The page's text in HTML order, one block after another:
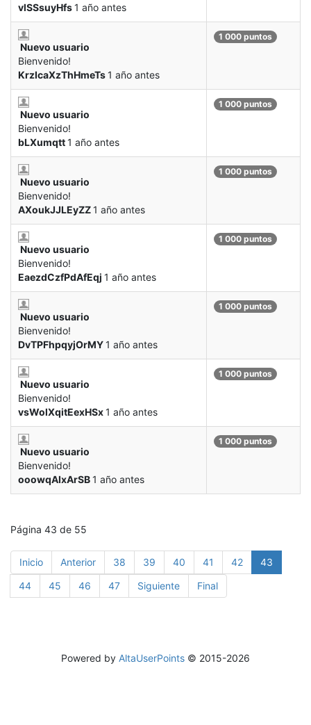
vlSSsuyHfs1 año antes
Nuevo usuario
Bienvenido!
KrzIcaXzThHmeTs1 año antes
1 000 puntos
Nuevo usuario
Bienvenido!
bLXumqtt1 año antes
1 000 puntos
Nuevo usuario
Bienvenido!
AXoukJJLEyZZ1 año antes
1 000 puntos
Nuevo usuario
Bienvenido!
EaezdCzfPdAfEqj 1 año antes
1 000 puntos
Nuevo usuario
Bienvenido!
DvTPFhpqyjOrMY1 año antes
1 000 puntos
Nuevo usuario
Bienvenido!
vsWolXqitEexHSx1 año antes
1 000 puntos
Nuevo usuario
Bienvenido!
ooowqAIxArSB1 año antes
1 000 puntos
Página 43 de 55
Inicio Anterior 38 39 40 41 42
43
44
45 46 47 Siguiente Final
Powered by AltaUserPoints © 2015-2026